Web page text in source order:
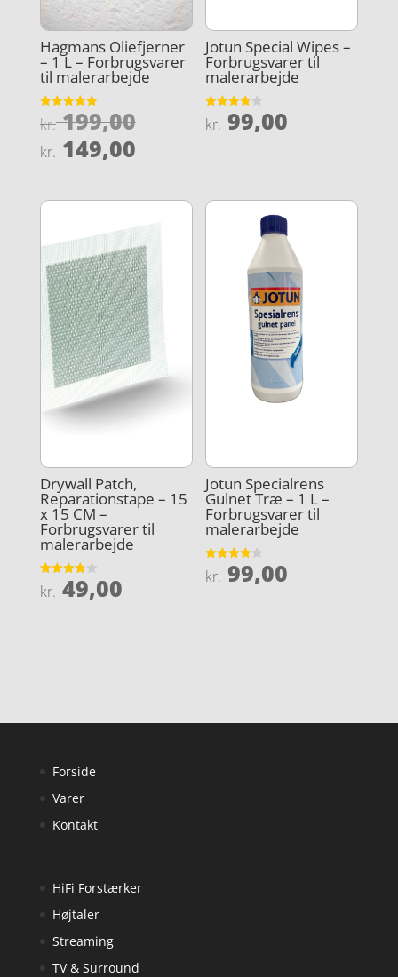
Hagmans Oliefjerner
– 1 L – Forbrugsvarer
til malerarbejde
Vurderet
5
kr.199,00Den
oprindelige
kr. 199,00.
kr. 149,00Den
pris
kr. 149,00.
Jotun Special Wipes –
Forbrugsvarer til
malerarbejde
Vurderet
3.8
kr. 99,00
Drywall Patch,
Reparationstape – 15
x 15 CM –
Forbrugsvarer til
malerarbejde
Vurderet
3.9
kr. 49,00
Jotun Specialrens
Gulnet Træ – 1 L –
Forbrugsvarer til
malerarbejde
Vurderet
4
kr. 99,00
Forside
Varer
Kontakt
HiFi Forstærker
Højtaler
Streaming
TV & Surround